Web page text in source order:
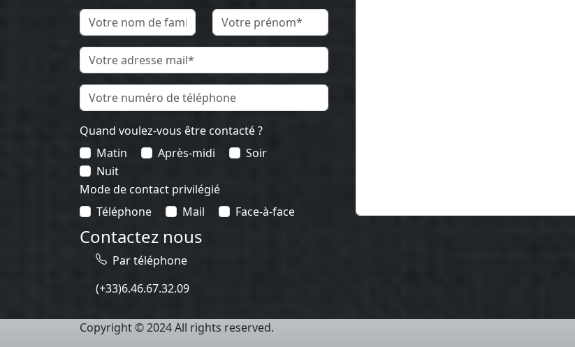
Quand voulez-vous être contacté ?
Matin
Après-midi
Soir
Nuit
Mode de contact privilégié
Téléphone
Mail Face-à-face
Contactez nous
Par téléphone
(+33)6.46.67.32.09
Copyright © 2024 All rights reserved.